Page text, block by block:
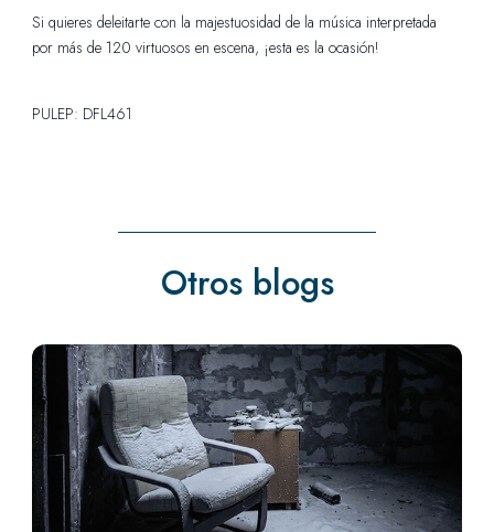
Si quieres deleitarte con la majestuosidad de la música interpretada
por más de 120 virtuosos en escena, ¡esta es la ocasión!
PULEP: DFL461
Otros blogs